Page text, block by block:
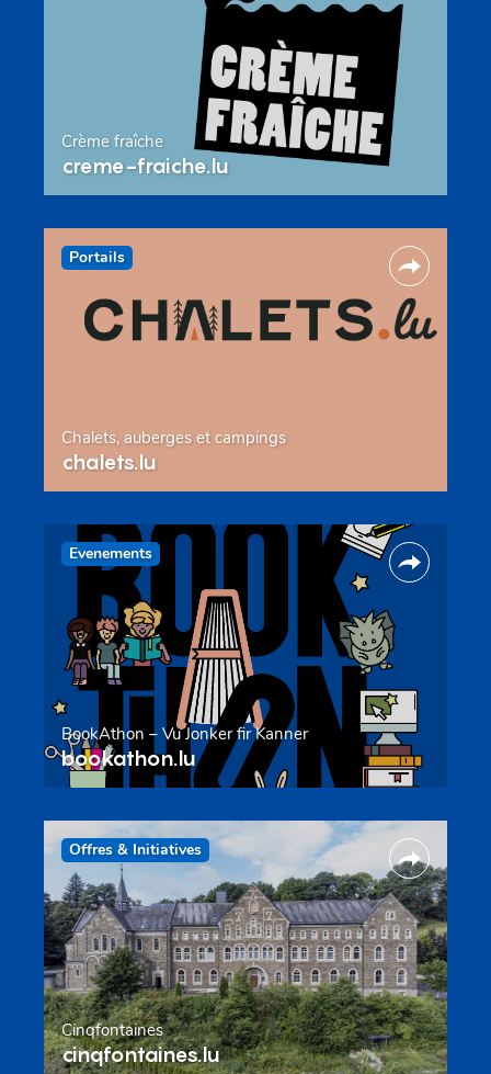
Crème fraîche
creme-fraiche.lu
Portails
Chalets, auberges et campings
chalets.lu
Evenements
BookAthon – Vu Jonker fir Kanner
bookathon.lu
Offres & Initiatives
Cinqfontaines
cinqfontaines.lu